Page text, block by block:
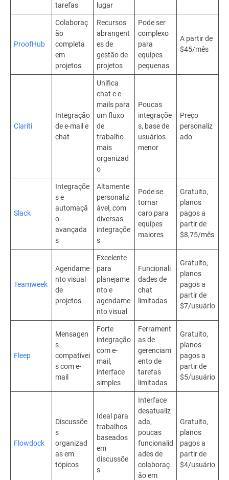
tarefas lugar
ProofHub
Colaboraç
ão
completa
em
projetos
Recursos
abrangent
es de
gestão de
projetos
Pode ser
complexo
para
equipes
pequenas
A partir de
$45/mês
Clariti
Integração
de e-mail e
chat
Unifica
chat e e-
mails para
um fluxo
de
trabalho
mais
organizad
o
Poucas
integraçõe
s, base de
usuários
menor
Preço
personaliz
ado
Slack
Integraçõe
s e
automaçã
o
avançada
s
Altamente
personaliz
ável, com
diversas
integraçõe
s
Pode se
tornar
caro para
equipes
maiores
Gratuito,
planos
pagos a
partir de
$8,75/mês
Teamweek
Agendame
nto visual
de
projetos
Excelente
para
planejame
nto e
agendame
nto visual
Funcionali
dades de
chat
limitadas
Gratuito,
planos
pagos a
partir de
$7/usuário
Fleep
Mensagen
s
compatívei
s com e-
mail
Forte
integração
com e-
mail,
interface
simples
Ferrament
as de
gerenciam
ento de
tarefas
limitadas
Gratuito,
planos
pagos a
partir de
$5/usuário
Flowdock
Discussõe
s
organizad
as em
tópicos
Ideal para
trabalhos
baseados
em
discussõe
s
Interface
desatualiz
ada,
poucas
funcionalid
ades de
colaboraç
ão em
Gratuito,
planos
pagos a
partir de
$4/usuário